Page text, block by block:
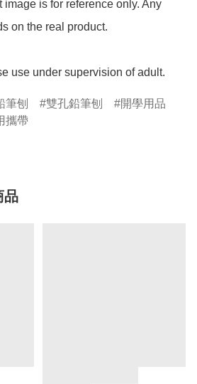
is for reference only. Any
on the real product.
use under supervision of adult.
筆刨 雙孔鉛筆刨
開學用品
攜帶
品